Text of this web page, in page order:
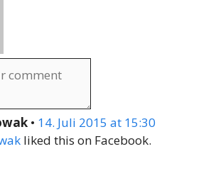
• 14. Juli 2015 at 15:30
liked this on Facebook.